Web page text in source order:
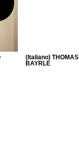
(Italiano) THOMAS
BAYRLE